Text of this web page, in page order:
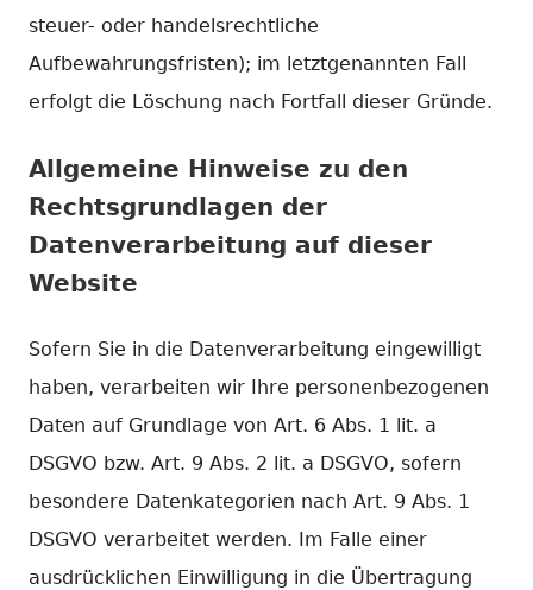
steuer- oder handelsrechtliche
Aufbewahrungsfristen); im letztgenannten Fall
erfolgt die Löschung nach Fortfall dieser Gründe.
Allgemeine Hinweise zu den
Rechtsgrundlagen der
Datenverarbeitung auf dieser
Website
Sofern Sie in die Datenverarbeitung eingewilligt
haben, verarbeiten wir Ihre personenbezogenen
Daten auf Grundlage von Art. 6 Abs. 1 lit. a
DSGVO bzw. Art. 9 Abs. 2 lit. a DSGVO, sofern
besondere Datenkategorien nach Art. 9 Abs. 1
DSGVO verarbeitet werden. Im Falle einer
ausdrücklichen Einwilligung in die Übertragung